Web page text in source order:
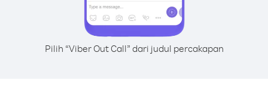
Pilih “Viber Out Call” dari judul percakapan